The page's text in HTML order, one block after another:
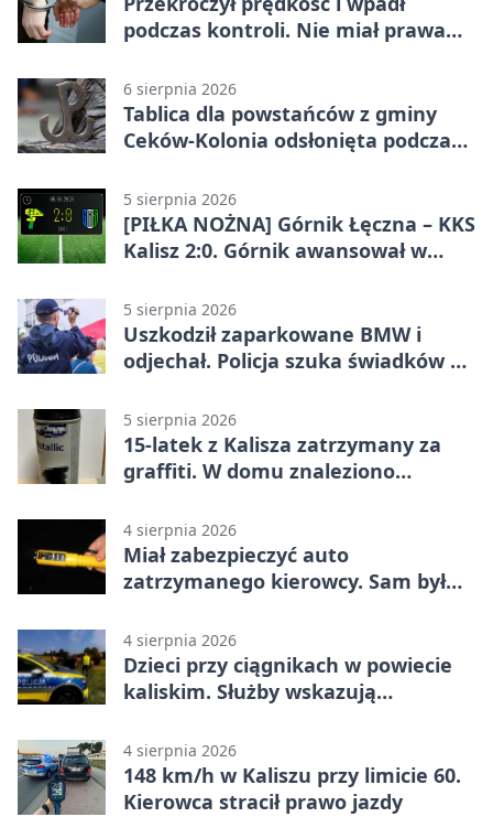
podczas kontroli. Nie miał prawa
6 sierpnia 2026
Tablica dla powstańców z gminy
Ceków-Kolonia odsłonięta podczas
5 sierpnia 2026
[PIŁKA NOŻNA] Górnik Łęczna – KKS
Kalisz 2:0. Górnik awansował w
5 sierpnia 2026
Uszkodził zaparkowane BMW i
odjechał. Policja szuka świadków w
5 sierpnia 2026
15-latek z Kalisza zatrzymany za
graffiti. W domu znaleziono
4 sierpnia 2026
Miał zabezpieczyć auto
zatrzymanego kierowcy. Sam był
4 sierpnia 2026
Dzieci przy ciągnikach w powiecie
kaliskim. Służby wskazują
4 sierpnia 2026
148 km/h w Kaliszu przy limicie 60.
Kierowca stracił prawo jazdy